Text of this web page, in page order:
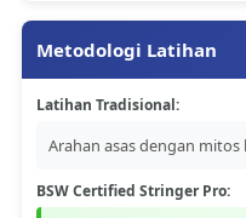
Metodologi Latihan
Latihan Tradisional:
Arahan asas dengan mitos
BSW Certified Stringer Pro: